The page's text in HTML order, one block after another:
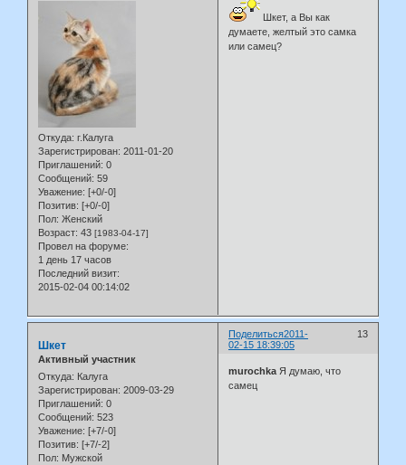
Откуда: г.Калуга
Зарегистрирован: 2011-01-20
Приглашений: 0
Сообщений: 59
Уважение: [+0/-0]
Позитив: [+0/-0]
Пол: Женский
Возраст: 43 [1983-04-17]
Провел на форуме:
1 день 17 часов
Последний визит:
2015-02-04 00:14:02
Шкет, а Вы как
думаете, желтый это самка
или самец?
Поделиться 13
2011-
02-15 18:39:05
Шкет
Активный участник
Откуда: Калуга
Зарегистрирован: 2009-03-29
Приглашений: 0
Сообщений: 523
Уважение: [+7/-0]
Позитив: [+7/-2]
Пол: Мужской
murochka Я думаю, что
самец